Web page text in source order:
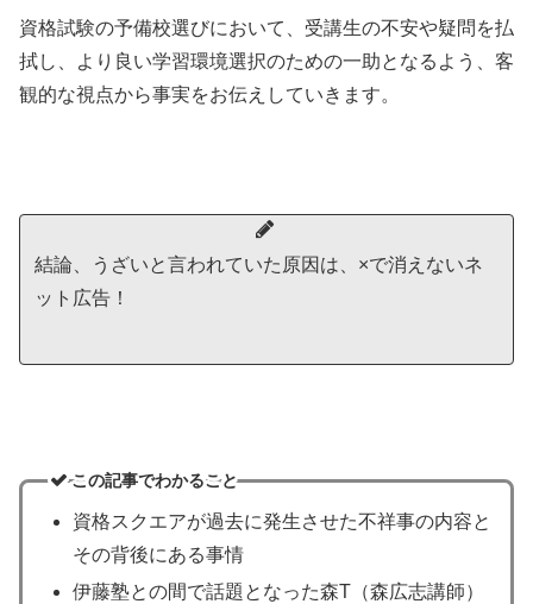
資格試験の予備校選びにおいて、受講生の不安や疑問を払
拭し、より良い学習環境選択のための一助となるよう、客
観的な視点から事実をお伝えしていきます。
結論、うざいと言われていた原因は、×で消えないネ
ット広告！
この記事でわかること
資格スクエアが過去に発生させた不祥事の内容と
その背後にある事情
伊藤塾との間で話題となった森T（森広志講師）